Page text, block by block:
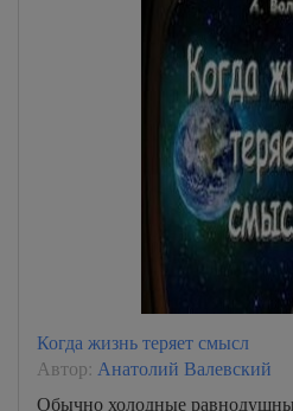
Когда жизнь теряет смысл
Автор: Анатолий Валевский
Обычно холодные